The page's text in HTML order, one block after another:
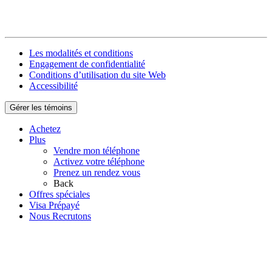
Les modalités et conditions
Engagement de confidentialité
Conditions d’utilisation du site Web
Accessibilité
Gérer les témoins
Achetez
Plus
Vendre mon téléphone
Activez votre téléphone
Prenez un rendez vous
Back
Offres spéciales
Visa Prépayé
Nous Recrutons